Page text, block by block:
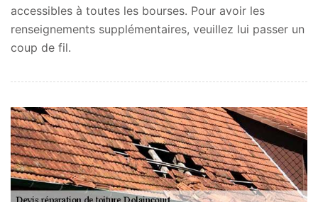
accessibles à toutes les bourses. Pour avoir les
renseignements supplémentaires, veuillez lui passer un
coup de fil.